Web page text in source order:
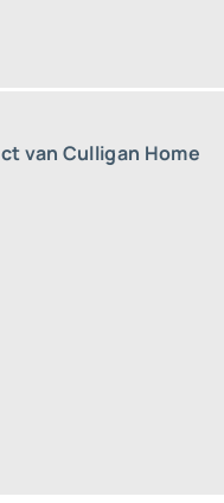
van Culligan Home